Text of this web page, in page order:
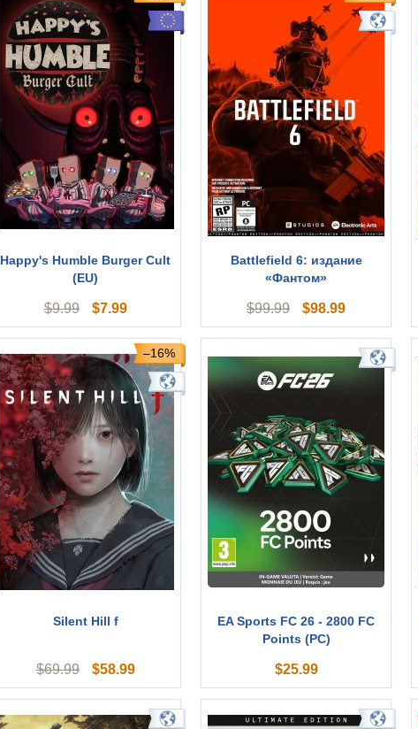
Happy's Humble Burger Cult
(EU)
$9.99 $7.99
Battlefield 6: издание
«Фантом»
$99.99 $98.99
–16%
Silent Hill f
$69.99 $58.99
EA Sports FC 26 - 2800 FC
Points (PC)
$25.99